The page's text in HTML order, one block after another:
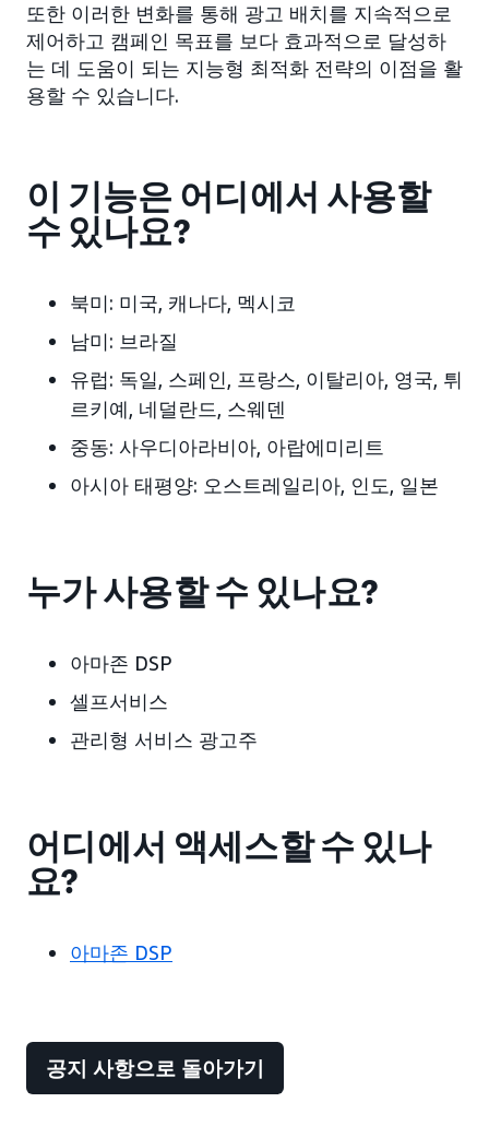
또한 이러한 변화를 통해 광고 배치를 지속적으로
제어하고 캠페인 목표를 보다 효과적으로 달성하
는 데 도움이 되는 지능형 최적화 전략의 이점을 활
용할 수 있습니다.
이 기능은 어디에서 사용할
수 있나요?
북미: 미국, 캐나다, 멕시코
남미: 브라질
유럽: 독일, 스페인, 프랑스, 이탈리아, 영국, 튀
르키예, 네덜란드, 스웨덴
중동: 사우디아라비아, 아랍에미리트
아시아 태평양: 오스트레일리아, 인도, 일본
누가 사용할 수 있나요?
아마존 DSP
셀프서비스
관리형 서비스 광고주
어디에서 액세스할 수 있나
요?
아마존 DSP
공지 사항으로 돌아가기